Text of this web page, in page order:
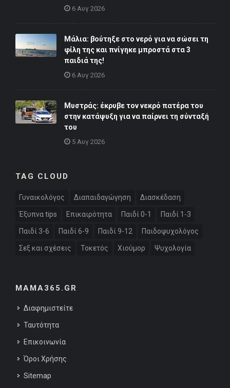
6 Αυγ 2026
Μάλια: βούτηξε στο νερό για να σώσει τη
φίλη της και πνίγηκε μπροστά στα 3
παιδιά της!
6 Αυγ 2026
Μυστράς: έκρυβε τον νεκρό πατέρα του
στην κατάψυξη για να παίρνει τη σύνταξή
του
5 Αυγ 2026
TAG CLOUD
Γυναικολόγος Διαπαιδαγώγηση Διασκέδαση
Έξυπνα tips Επικαιρότητα Παιδί 0-1 Παιδί 1-3
Παιδί 3-6 Παιδί 6-9 Παιδί 9-12 Παιδοψυχολόγος
Σεξ και σχέσεις Τοκετός Χιούμορ Ψυχολογία
MAMA365.GR
Διαφημιστείτε
Ταυτότητα
Επικοινωνία
Όροι Χρήσης
Sitemap